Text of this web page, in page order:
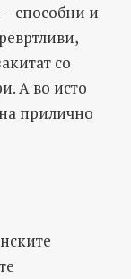
способни и
со
А во исто
прилично